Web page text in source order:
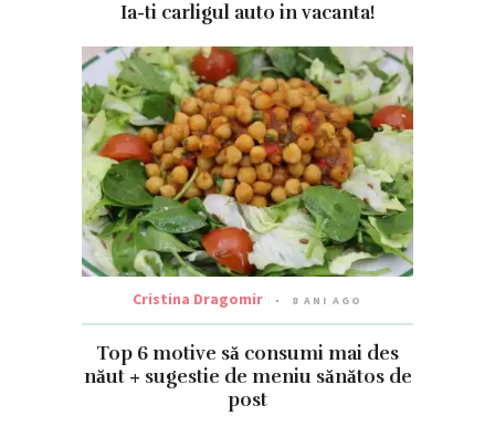
Ia-ti carligul auto in vacanta!
Cristina Dragomir 8 ANI AGO
Top 6 motive să consumi mai des
năut + sugestie de meniu sănătos de
post